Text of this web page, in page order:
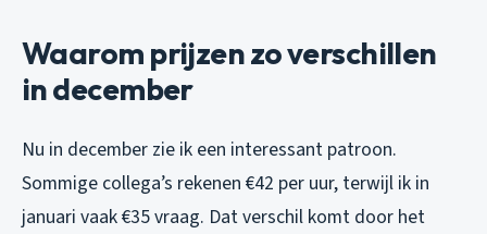
Waarom prijzen zo verschillen
in december
Nu in december zie ik een interessant patroon.
Sommige collega’s rekenen €42 per uur, terwijl ik in
januari vaak €35 vraag. Dat verschil komt door het